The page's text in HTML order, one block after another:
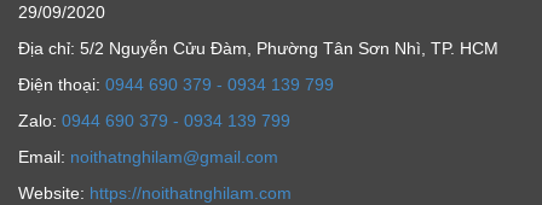
29/09/2020
Địa chỉ: 5/2 Nguyễn Cửu Đàm, Phường Tân Sơn Nhì, TP. HCM
Ðiện thoại: 0944 690 379 - 0934 139 799
Zalo: 0944 690 379 - 0934 139 799
Email: noithatnghilam@gmail.com
Website: https://noithatnghilam.com